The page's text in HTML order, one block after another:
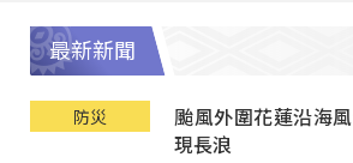
最新新聞
防災
颱風外圍花蓮沿海
現長浪